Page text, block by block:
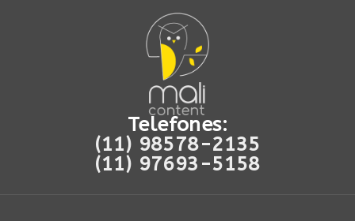
Telefones:
(11) 98578-2135
(11) 97693-5158